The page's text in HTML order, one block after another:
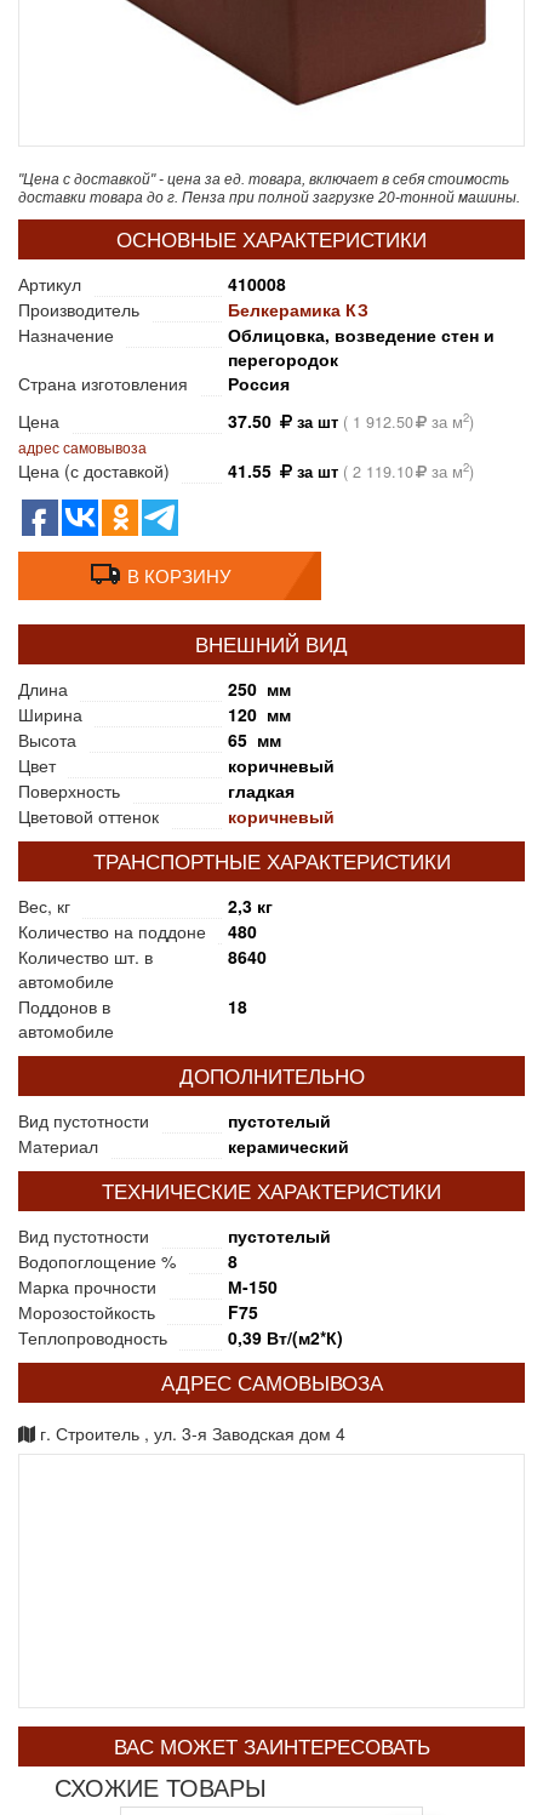
"Цена с доставкой" - цена за ед. товара, включает в себя стоимость
доставки товара до г. Пенза при полной загрузке 20-тонной машины.
ОСНОВНЫЕ ХАРАКТЕРИСТИКИ
Артикул
410008
Производитель
Белкерамика КЗ
Назначение
Облицовка, возведение стен и
перегородок
Страна изготовления
Россия
Цена
37.50 за шт ( 1 912.50 за м2)
адрес самовывоза
Цена (с доставкой) 41.55 за шт ( 2 119.10 за м2)
В КОРЗИНУ
ВНЕШНИЙ ВИД
Длина
250 мм
Ширина
120 мм
Высота
65 мм
Цвет
коричневый
Поверхность
гладкая
Цветовой оттенок
коричневый
ТРАНСПОРТНЫЕ ХАРАКТЕРИСТИКИ
Вес, кг
2,3 кг
Количество на поддоне
480
Количество шт. в
автомобиле
8640
Поддонов в
автомобиле
18
ДОПОЛНИТЕЛЬНО
Вид пустотности
пустотелый
Материал
керамический
ТЕХНИЧЕСКИЕ ХАРАКТЕРИСТИКИ
Вид пустотности
пустотелый
Водопоглощение %
8
Марка прочности
М-150
Морозостойкость
F75
Теплопроводность
0,39 Вт/(м2*К)
АДРЕС САМОВЫВОЗА
г. Строитель , ул. 3-я Заводская дом 4
ВАС МОЖЕТ ЗАИНТЕРЕСОВАТЬ
СХОЖИЕ ТОВАРЫ